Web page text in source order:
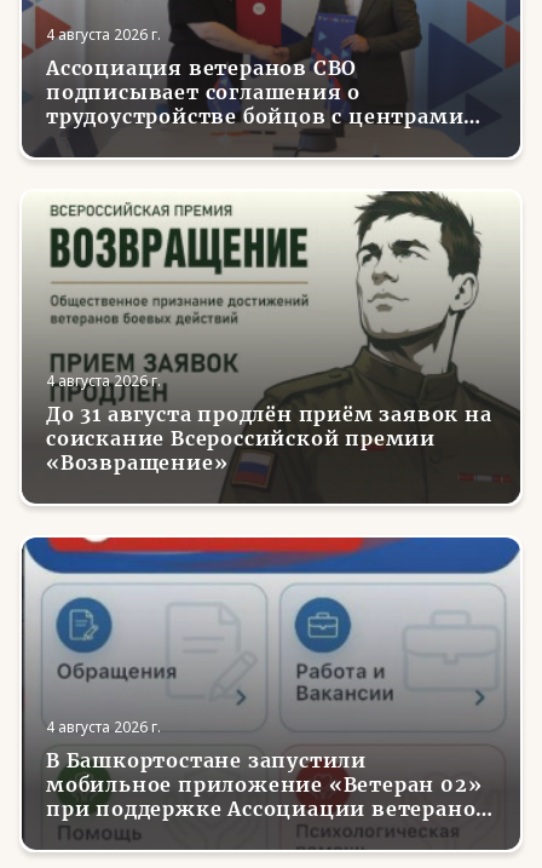
4 августа 2026 г.
Ассоциация ветеранов СВО
подписывает соглашения о
трудоустройстве бойцов с центрами
занятости в регионах России
4 августа 2026 г.
До 31 августа продлён приём заявок на
соискание Всероссийской премии
«Возвращение»
4 августа 2026 г.
В Башкортостане запустили
мобильное приложение «Ветеран 02»
при поддержке Ассоциации ветеранов
СВО